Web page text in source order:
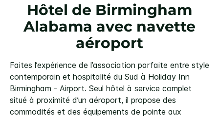
Hôtel de Birmingham
Alabama avec navette
aéroport
Faites l’expérience de l’association parfaite entre style
contemporain et hospitalité du Sud à Holiday Inn
Birmingham - Airport. Seul hôtel à service complet
situé à proximité d’un aéroport, il propose des
commodités et des équipements de pointe aux